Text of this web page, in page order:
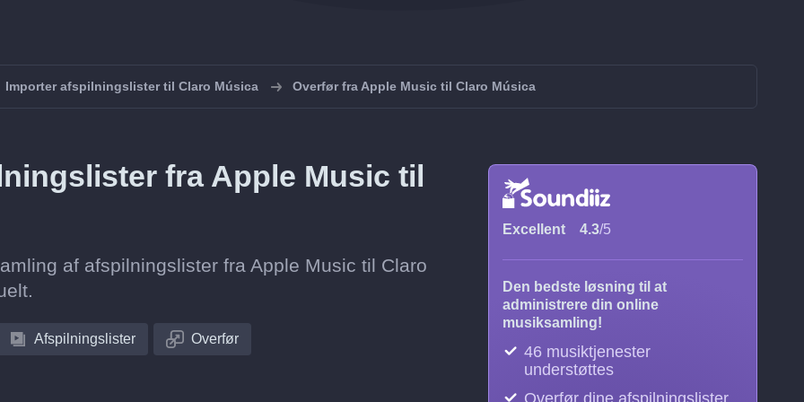
Importer afspilningslister til Claro Música Overfør fra Apple Music til Claro Música
fra Apple Music til
af afspilningslister fra Apple Music til Claro
Afspilningslister Overfør
Excellent 4.3/5
Den bedste løsning til at
administrere din online
musiksamling!
46 musiktjenester
understøttes
Overfør dine afspilningslister